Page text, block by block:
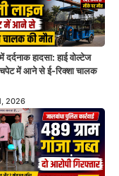
दर्दनाक हादसा: हाई वोल्टेज
में आने से ई-रिक्शा चालक
2026